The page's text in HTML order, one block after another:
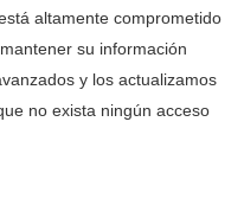
altamente comprometido
su información
y los actualizamos
no exista ningún acceso